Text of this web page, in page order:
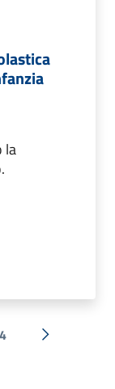
la
4 Successiva